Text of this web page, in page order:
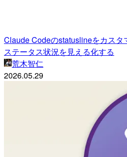
Claude Codeのstatuslineをカス
ステータス状況を見える化する
荒木智仁
2026.05.29